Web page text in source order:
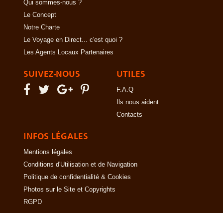
Qui sommes-nous ?
Le Concept
Notre Charte
Le Voyage en Direct... c'est quoi ?
Les Agents Locaux Partenaires
SUIVEZ-NOUS UTILES
F.A.Q
Ils nous aident
Contacts
INFOS LÉGALES
Mentions légales
Conditions d'Utilisation et de Navigation
Politique de confidentialité & Cookies
Photos sur le Site et Copyrights
RGPD